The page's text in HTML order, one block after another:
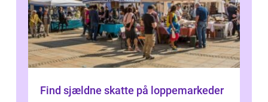
Find sjældne skatte på loppemarkeder